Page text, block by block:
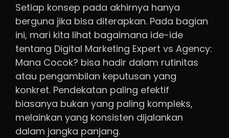
Setiap konsep pada akhirnya hanya
berguna jika bisa diterapkan. Pada bagian
ini, mari kita lihat bagaimana ide-ide
tentang Digital Marketing Expert vs Agency:
Mana Cocok? bisa hadir dalam rutinitas
atau pengambilan keputusan yang
konkret. Pendekatan paling efektif
biasanya bukan yang paling kompleks,
melainkan yang konsisten dijalankan
dalam jangka panjang.